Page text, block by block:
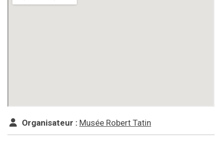
Organisateur : Musée Robert Tatin